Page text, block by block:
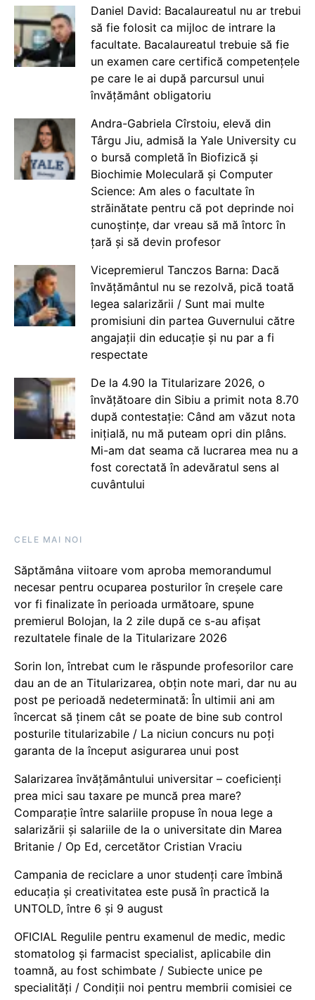
Daniel David: Bacalaureatul nu ar trebui
să fie folosit ca mijloc de intrare la
facultate. Bacalaureatul trebuie să fie
un examen care certifică competențele
pe care le ai după parcursul unui
învățământ obligatoriu
Andra-Gabriela Cîrstoiu, elevă din
Târgu Jiu, admisă la Yale University cu
o bursă completă în Biofizică și
Biochimie Moleculară și Computer
Science: Am ales o facultate în
străinătate pentru că pot deprinde noi
cunoștințe, dar vreau să mă întorc în
țară și să devin profesor
Vicepremierul Tanczos Barna: Dacă
învățământul nu se rezolvă, pică toată
legea salarizării / Sunt mai multe
promisiuni din partea Guvernului către
angajații din educație și nu par a fi
respectate
De la 4.90 la Titularizare 2026, o
învățătoare din Sibiu a primit nota 8.70
după contestație: Când am văzut nota
inițială, nu mă puteam opri din plâns.
Mi-am dat seama că lucrarea mea nu a
fost corectată în adevăratul sens al
cuvântului
CELE MAI NOI
Săptămâna viitoare vom aproba memorandumul
necesar pentru ocuparea posturilor în creșele care
vor fi finalizate în perioada următoare, spune
premierul Bolojan, la 2 zile după ce s-au afișat
rezultatele finale de la Titularizare 2026
Sorin Ion, întrebat cum le răspunde profesorilor care
dau an de an Titularizarea, obțin note mari, dar nu au
post pe perioadă nedeterminată: În ultimii ani am
încercat să ținem cât se poate de bine sub control
posturile titularizabile / La niciun concurs nu poți
garanta de la început asigurarea unui post
Salarizarea învățământului universitar – coeficienți
prea mici sau taxare pe muncă prea mare?
Comparație între salariile propuse în noua lege a
salarizării și salariile de la o universitate din Marea
Britanie / Op Ed, cercetător Cristian Vraciu
Campania de reciclare a unor studenți care îmbină
educația și creativitatea este pusă în practică la
UNTOLD, între 6 și 9 august
OFICIAL Regulile pentru examenul de medic, medic
stomatolog și farmacist specialist, aplicabile din
toamnă, au fost schimbate / Subiecte unice pe
specialități / Condiții noi pentru membrii comisiei ce